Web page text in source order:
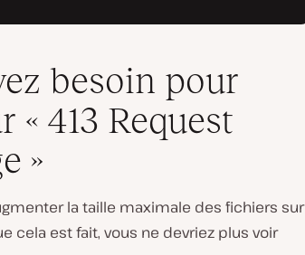
besoin pour
« 413 Request
»
la taille maximale des fichiers sur
cela est fait, vous ne devriez plus voir